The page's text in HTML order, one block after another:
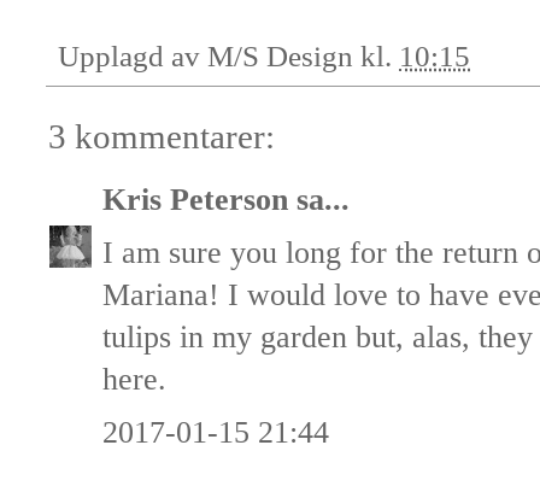
Upplagd av M/S Design kl. 10:15
3 kommentarer:
Kris Peterson sa...
I am sure you long for the return
Mariana! I would love to have
tulips in my garden but, alas,
here.
2017-01-15 21:44